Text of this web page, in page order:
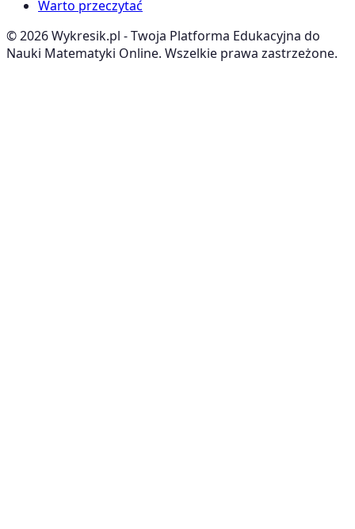
Warto przeczytać
©2026Wykresik.pl - Twoja Platforma Edukacyjna do
Nauki Matematyki Online. Wszelkie prawa zastrzeżone.